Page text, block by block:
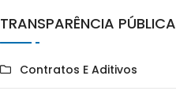
TRANSPARÊNCIA PÚBLICA
Contratos E Aditivos